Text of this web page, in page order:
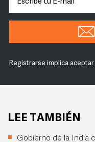
Registrarse implica aceptar
LEE TAMBIÉN
Gobierno de la India